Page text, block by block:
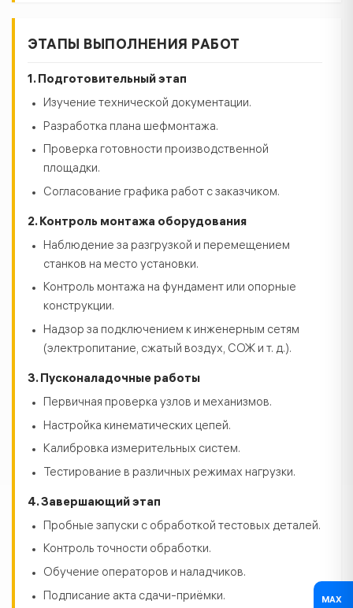
ЭТАПЫ ВЫПОЛНЕНИЯ РАБОТ
1. Подготовительный этап
Изучение технической документации.
Разработка плана шефмонтажа.
Проверка готовности производственной
площадки.
Согласование графика работ с заказчиком.
2. Контроль монтажа оборудования
Наблюдение за разгрузкой и перемещением
станков на место установки.
Контроль монтажа на фундамент или опорные
конструкции.
Надзор за подключением к инженерным сетям
(электропитание, сжатый воздух, СОЖ и т. д.).
3. Пусконаладочные работы
Первичная проверка узлов и механизмов.
Настройка кинематических цепей.
Калибровка измерительных систем.
Тестирование в различных режимах нагрузки.
4. Завершающий этап
Пробные запуски с обработкой тестовых деталей.
Контроль точности обработки.
Обучение операторов и наладчиков.
Подписание акта сдачи-приёмки.
MAX